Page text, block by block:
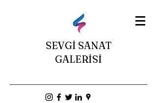
SEVGİ SANAT
GALERİSİ